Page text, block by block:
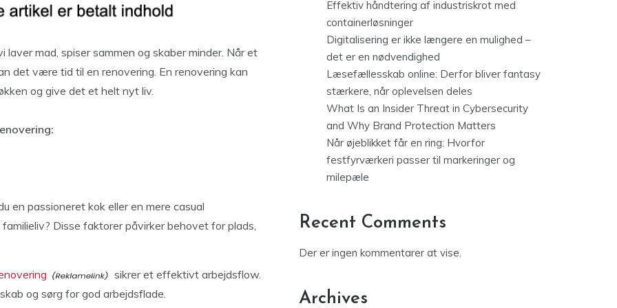
mad, spiser sammen og skaber minder. Når et
det være tid til en renovering. En renovering kan
og give det et helt nyt liv.
en passioneret kok eller en mere casual
Disse faktorer påvirker behovet for plads,
sikrer et effektivt arbejdsflow.
og sørg for god arbejdsflade.
Effektiv håndtering af industriskrot med
containerløsninger
Digitalisering er ikke længere en mulighed –
det er en nødvendighed
Læsefællesskab online: Derfor bliver fantasy
stærkere, når oplevelsen deles
What Is an Insider Threat in Cybersecurity
and Why Brand Protection Matters
Når øjeblikket får en ring: Hvorfor
festfyrværkeri passer til markeringer og
milepæle
Recent Comments
Der er ingen kommentarer at vise.
Archives